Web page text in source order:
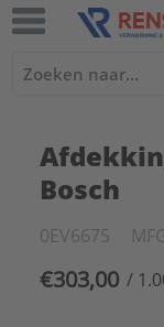
Bosch
0EV6675
€303,00 /